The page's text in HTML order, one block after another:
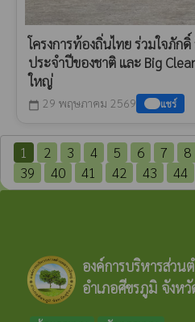
โครงการท้องถิ่นไทย ร่วมใจภั
ประจำปีของชาติ และ Big
ใหญ่
calendar_today 29 พฤษภาคม 2569 แชร์
1 2 3 4 5 6 7 8
39
40 41 42 43 44
องค์การบริหารส่วน
อำเภอศีขรภูมิ จังห